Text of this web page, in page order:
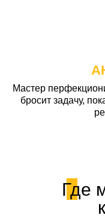
Мастер
бросит задачу,
Где